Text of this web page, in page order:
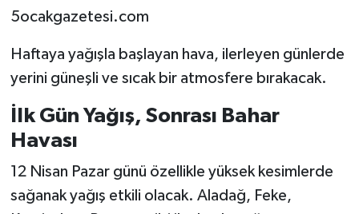
5ocakgazetesi.com
Haftaya yağışla başlayan hava, ilerleyen günlerde
yerini güneşli ve sıcak bir atmosfere bırakacak.
İlk Gün Yağış, Sonrası Bahar
Havası
12 Nisan Pazar günü özellikle yüksek kesimlerde
sağanak yağış etkili olacak. Aladağ, Feke,